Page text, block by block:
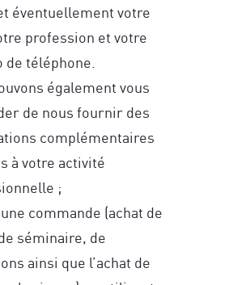
éventuellement votre
profession et votre
de téléphone.
également vous
de nous fournir des
complémentaires
à votre activité
;
commande (achat de
séminaire, de
ainsi que l’achat de